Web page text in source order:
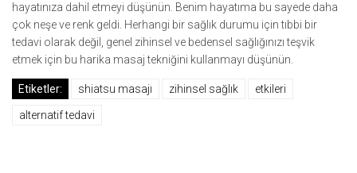
hayatınıza dahil etmeyi düşünün. Benim hayatıma bu sayede daha
çok neşe ve renk geldi. Herhangi bir sağlık durumu için tıbbi bir
tedavi olarak değil, genel zihinsel ve bedensel sağlığınızı teşvik
etmek için bu harika masaj tekniğini kullanmayı düşünün.
Etiketler: shiatsu masajı zihinsel sağlık etkileri
alternatif tedavi